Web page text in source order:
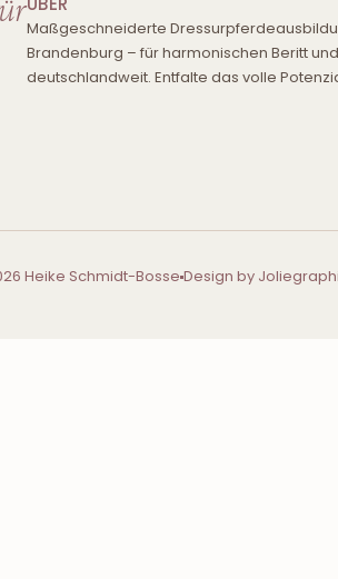
Maßgeschneiderte
Brandenburg – für harmonischen Beritt
deutschlandweit. Entfalte das volle
Heike Schmidt-BosseDesign by